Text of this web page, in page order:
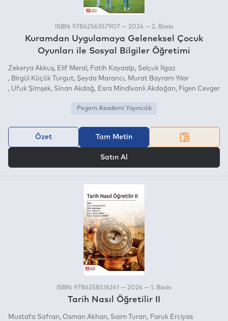
ISBN: 9786256357907 — 2024 — 2. Baskı
Kuramdan Uygulamaya Geleneksel Çocuk
Oyunları ile Sosyal Bilgiler Öğretimi
Zekerya Akkuş Elif Meral Fatih Kayaalp
Selçuk İlgaz
Birgül Küçük Turgut Şeyda Marancı
Murat Bayram Yılar
Ufuk Şimşek Sinan Akdağ Esra Mindivanlı Akdoğan Figen Cevger
Pegem Akademi Yayıncılık
Özet Tam Metin
Satın Al
ISBN: 9786258516241 — 2026 — 1. Baskı
Tarih Nasıl Öğretilir II
Mustafa Safran Osman Akhan Saim Turan
Faruk Erciyas